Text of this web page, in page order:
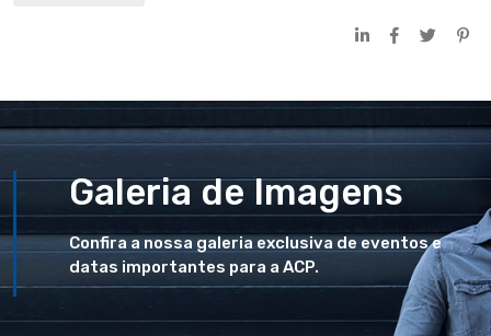
Galeria de Imagens
Confira a nossa galeria exclusiva de eventos e
datas importantes para a ACP.